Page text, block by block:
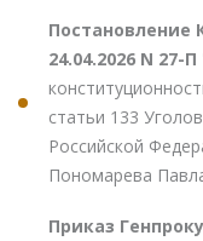
Постановление
24.04.2026 N 27-П
статьи 133
Российской
Пономарева
Приказ